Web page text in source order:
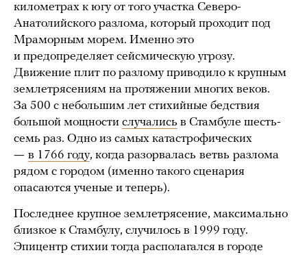
километрах к югу от того участка Северо-
Анатолийского разлома, который проходит под
Мраморным морем. Именно это
и предопределяет сейсмическую угрозу.
Движение плит по разлому приводило к крупным
землетрясениям на протяжении многих веков.
За 500 с небольшим лет стихийные бедствия
большой мощности случались в Стамбуле шесть-
семь раз. Одно из самых катастрофических
— в 1766 году, когда разорвалась ветвь разлома
рядом с городом (именно такого сценария
опасаются ученые и теперь).
Последнее крупное землетрясение, максимально
близкое к Стамбулу, случилось в 1999 году.
Эпицентр стихии тогда располагался в городе